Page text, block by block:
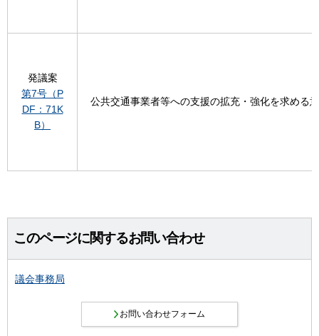
発議案
第7号（P
DF：71K
B）
公共交通事業者等への支援の拡充・強化を求める
このページに関するお問い合わせ
議会事務局